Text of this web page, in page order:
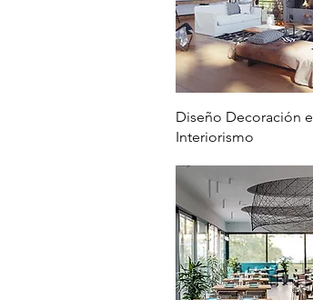
Vista rápida
Diseño Decoración e
Interiorismo